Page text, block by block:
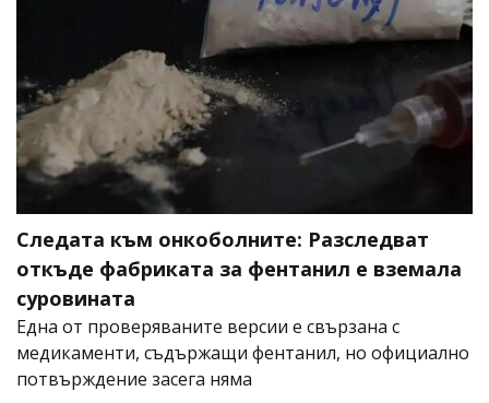
Следата към онкоболните: Разследват
откъде фабриката за фентанил е вземала
суровината
Една от проверяваните версии е свързана с
медикаменти, съдържащи фентанил, но официално
потвърждение засега няма